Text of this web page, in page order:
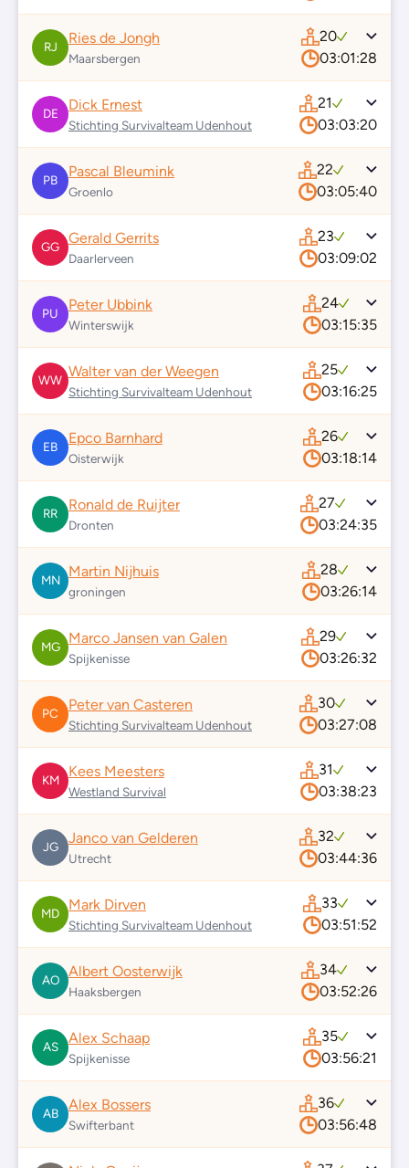
RJ
Ries de Jongh
Maarsbergen
20
03:01:28
DE
Dick Ernest
Stichting Survivalteam Udenhout
21
03:03:20
PB
Pascal Bleumink
Groenlo
22
03:05:40
GG
Gerald Gerrits
Daarlerveen
23
03:09:02
PU
Peter Ubbink
Winterswijk
24
03:15:35
WW
Walter van der Weegen
Stichting Survivalteam Udenhout
25
03:16:25
EB
Epco Barnhard
Oisterwijk
26
03:18:14
RR
Ronald de Ruijter
Dronten
27
03:24:35
MN
Martin Nijhuis
groningen
28
03:26:14
MG
Marco Jansen van Galen
Spijkenisse
29
03:26:32
PC
Peter van Casteren
Stichting Survivalteam Udenhout
30
03:27:08
KM
Kees Meesters
Westland Survival
31
03:38:23
JG
Janco van Gelderen
Utrecht
32
03:44:36
MD
Mark Dirven
Stichting Survivalteam Udenhout
33
03:51:52
AO
Albert Oosterwijk
Haaksbergen
34
03:52:26
AS
Alex Schaap
Spijkenisse
35
03:56:21
AB
Alex Bossers
Swifterbant
36
03:56:48